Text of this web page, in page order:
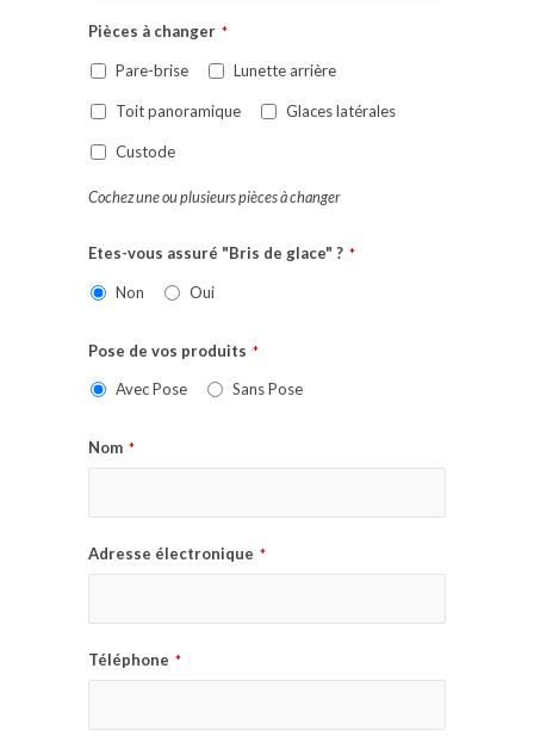
Pièces à changer *
Pare-brise Lunette arrière
Toit panoramique Glaces latérales
Custode
Cochez une ou plusieurs pièces à changer
Etes-vous assuré "Bris de glace" ? *
Non Oui
Pose de vos produits *
Avec Pose Sans Pose
Nom *
Adresse électronique *
Téléphone *